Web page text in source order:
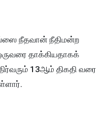
நீதவான் நீதிமன்ற
தாக்கியதாகக்
13ஆம் திகதி வரை